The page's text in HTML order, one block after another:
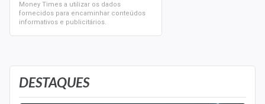
DESTAQUES
Money Times a utilizar os dados
fornecidos para encaminhar conteúdos
informativos e publicitários.